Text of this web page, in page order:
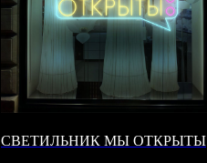
СВЕТИЛЬНИК МЫ ОТКРЫТЫ